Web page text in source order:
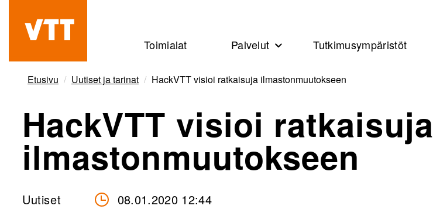
pääsisältöön
Beyond
the
obvious
Toimialat Palvelut Tutkimusympäristöt
Etusivu Uutiset ja tarinat HackVTT visioi ratkaisuja ilmastonmuutokseen
HackVTT visioi ratkaisuja
ilmastonmuutokseen
Uutiset 08.01.2020 12:44